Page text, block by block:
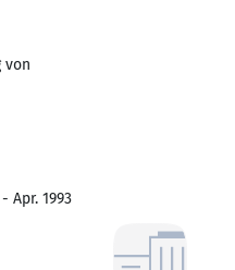
von
Apr. 1993